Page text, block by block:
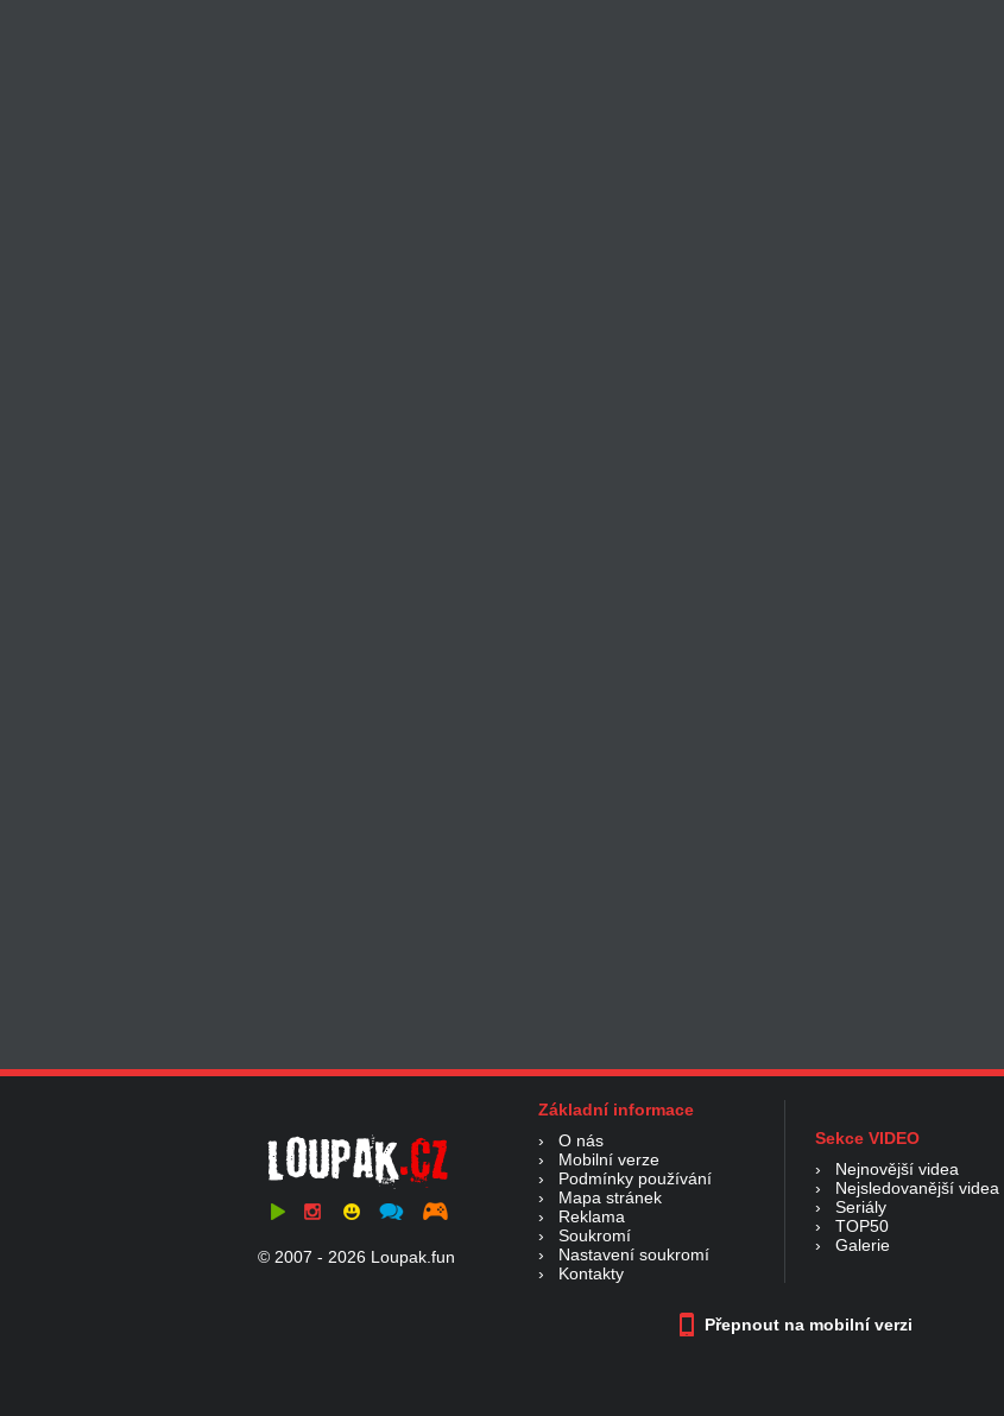
© 2007 - 2026 Loupak.fun
Základní informace
› O nás
› Mobilní verze
› Podmínky používání
› Mapa stránek
› Reklama
› Soukromí
› Nastavení soukromí
› Kontakty
Sekce VIDEO
› Nejnovější videa
› Nejsledovanější videa
› Seriály
› TOP50
› Galerie
Přepnout na mobilní verzi